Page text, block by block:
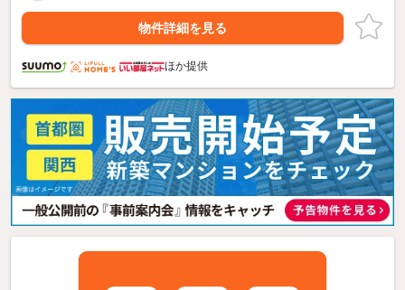
物件詳細を見る
ほか提供